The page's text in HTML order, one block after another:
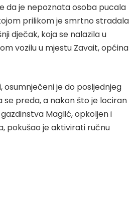
da je nepoznata osoba pucala
prilikom je smrtno stradala
dječak, koja se nalazila u
vozilu u mjestu Zavait, općina
osumnječeni je do posljednjeg
preda, a nakon što je lociran
Maglić, opkoljen i
pokušao je aktivirati ručnu